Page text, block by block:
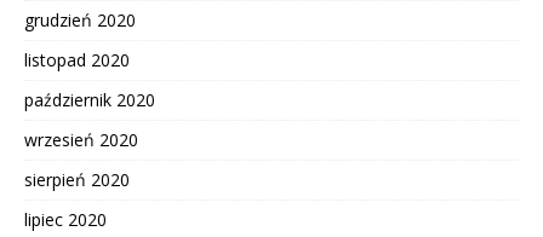
grudzień 2020
listopad 2020
październik 2020
wrzesień 2020
sierpień 2020
lipiec 2020